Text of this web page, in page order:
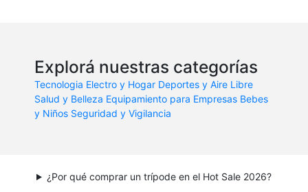
Explorá nuestras categorías
Tecnologia Electro y Hogar Deportes y Aire Libre
Salud y Belleza Equipamiento para Empresas Bebes
y Niños Seguridad y Vigilancia
¿Por qué comprar un trípode en el Hot Sale 2026?